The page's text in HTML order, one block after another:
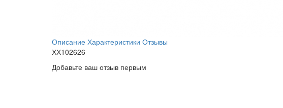
Описание Характеристики Отзывы
ХХ102626
Добавьте ваш отзыв первым